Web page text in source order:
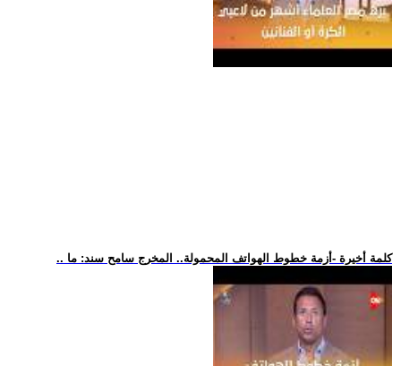
.. كلمة أخيرة -أزمة خطوط الهواتف المحمولة.. المخرج سامح سند: ما